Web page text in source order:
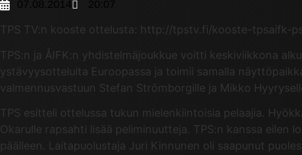
07.08.2014
TPS TV:n kooste ottelusta: http://tpstv.fi/kooste-tpsaifk-
TPS:n ja ÅIFK:n yhdistelmäjoukkue voitti keskiviikkona
ystävyysotteluita Euroopassa ja toimii samalla
valmennusvastuun Stefan Strömborgille ja Mikko
TPS esitteli ottelussa tukun mielenkiintoisia pelaajia.
Okarulle rapsahti lisää peliminuutteja. TPS:n kanssa
päälleen. Laitapuolustaja Juri Kinnunen oli saapunut